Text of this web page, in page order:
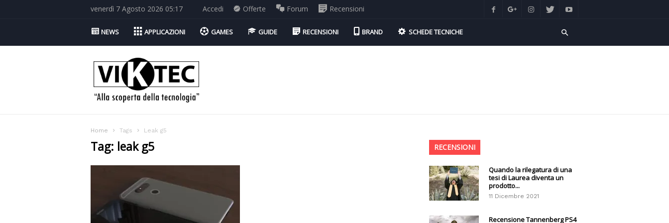
venerdì 7 Agosto 2026 05:17 Accedi Offerte Forum Recensioni
NEWS APPLICAZIONI GAMES GUIDE RECENSIONI BRAND SCHEDE TECNICHE
Viktec.net
Home Tags Leak g5
Tag: leak g5 RECENSIONI
Quando la rilegatura di una
tesi di Laurea diventa un
prodotto...
11 Dicembre 2021
Recensione Tannenberg PS4